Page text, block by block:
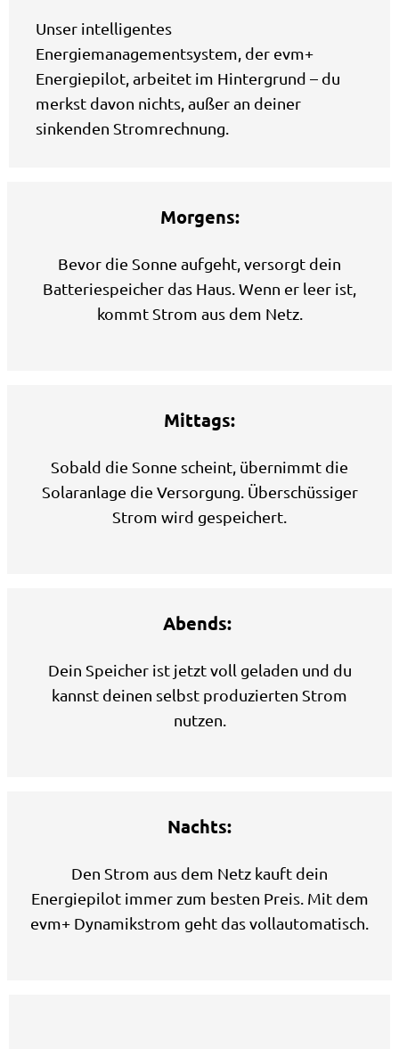
Unser intelligentes
Energiemanagementsystem, der evm+
Energiepilot, arbeitet im Hintergrund – du
merkst davon nichts, außer an deiner
sinkenden Stromrechnung.
Morgens:
Bevor die Sonne aufgeht, versorgt dein
Batteriespeicher das Haus. Wenn er leer ist,
kommt Strom aus dem Netz.
Mittags:
Sobald die Sonne scheint, übernimmt die
Solaranlage die Versorgung. Überschüssiger
Strom wird gespeichert.
Abends:
Dein Speicher ist jetzt voll geladen und du
kannst deinen selbst produzierten Strom
nutzen.
Nachts:
Den Strom aus dem Netz kauft dein
Energiepilot immer zum besten Preis. Mit dem
evm+ Dynamikstrom geht das vollautomatisch.